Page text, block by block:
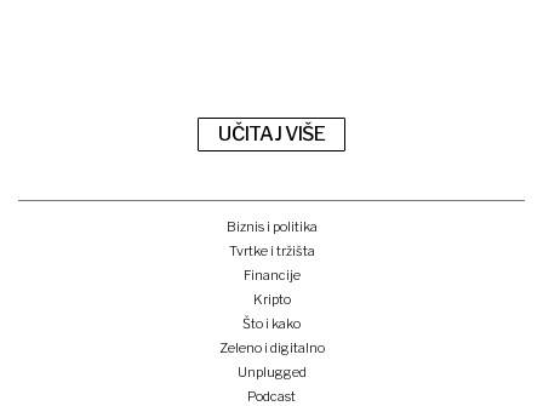
UČITAJ VIŠE
Biznis i politika
Tvrtke i tržišta
Financije
Kripto
Što i kako
Zeleno i digitalno
Unplugged
Podcast